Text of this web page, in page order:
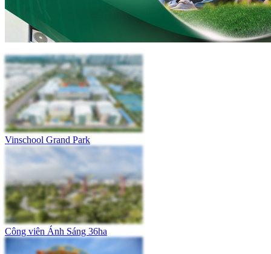
Vinschool Grand Park
Công viên Ánh Sáng 36ha